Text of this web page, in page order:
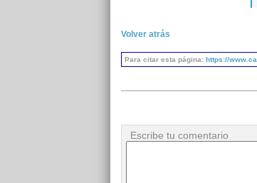
Volver atrás
Para citar esta página: https://
Escribe tu comentario